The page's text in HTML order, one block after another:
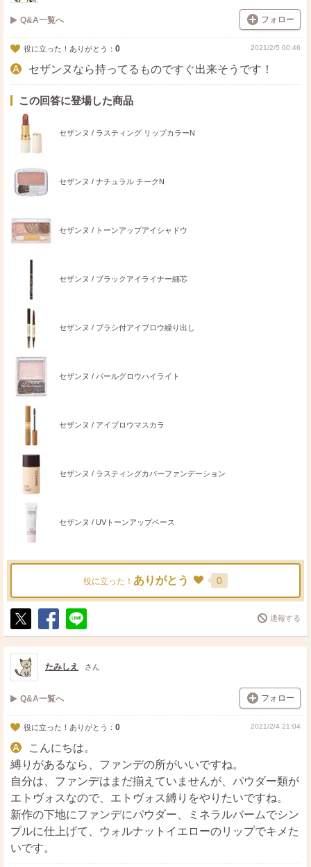
Q&A一覧へ フォロー
役に立った！ありがとう： 0 2021/2/5 00:46
セザンヌなら持ってるものですぐ出来そうです！
この回答に登場した商品
セザンヌ / ラスティング リップカラーN
セザンヌ / ナチュラル チークN
セザンヌ / トーンアップアイシャドウ
セザンヌ / ブラックアイライナー細芯
セザンヌ / ブラシ付アイブロウ繰り出し
セザンヌ / パールグロウハイライト
セザンヌ / アイブロウマスカラ
セザンヌ / ラスティングカバーファンデーション
セザンヌ / UVトーンアップベース
役に立った！ ありがとう 0
ポ
ス
ト
シ
ェ
送
る
通報する
たみしえ さん
Q&A一覧へ フォロー
役に立った！ありがとう： 0 2021/2/4 21:04
こんにちは。
縛りがあるなら、ファンデの所がいいですね。
自分は、ファンデはまだ揃えていませんが、パウダー類が
エトヴォスなので、エトヴォス縛りをやりたいですね。
新作の下地にファンデにパウダー、ミネラルバームでシン
プルに仕上げて、ウォルナットイエローのリップでキメた
いです。